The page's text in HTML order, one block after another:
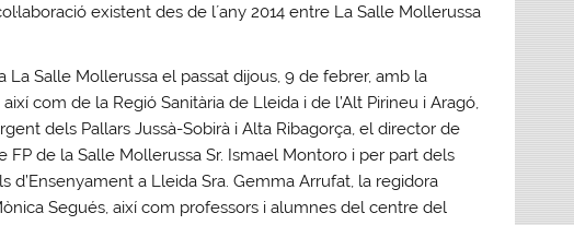
existent des de l´any 2014 entre La Salle Mollerussa
Salle Mollerussa el passat dijous, 9 de febrer, amb la
com de la Regió Sanitària de Lleida i de l’Alt Pirineu i Aragó,
dels Pallars Jussà-Sobirà i Alta Ribagorça, el director de
FP de la Salle Mollerussa Sr. Ismael Montoro i per part dels
d’Ensenyament a Lleida Sra. Gemma Arrufat, la regidora
Segués, així com professors i alumnes del centre del